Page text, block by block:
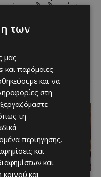
διαδρομή στην
είναι από τις επαρχίες
μπορείς να επισκεφθείς
και ξανά χωρίς να τη
Μέσα...
των
μας
και παρόμοιες
και να
στη
τη
περιήγησης,
και
και
και